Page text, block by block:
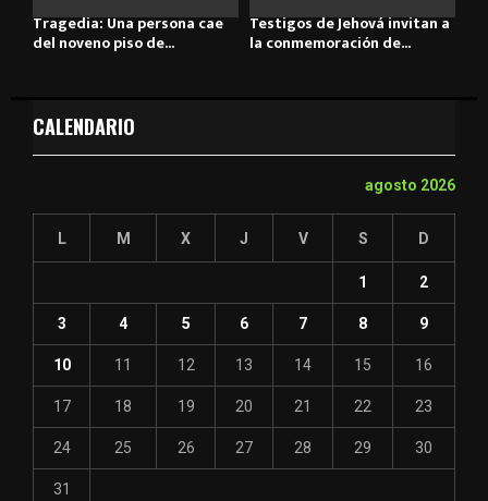
Tragedia: Una persona cae
del noveno piso de...
Testigos de Jehová invitan a
la conmemoración de...
CALENDARIO
agosto 2026
L M X J V S D
1 2
3 4 5 6 7 8 9
10 11 12 13 14 15 16
17 18 19 20 21 22 23
24 25 26 27 28 29 30
31